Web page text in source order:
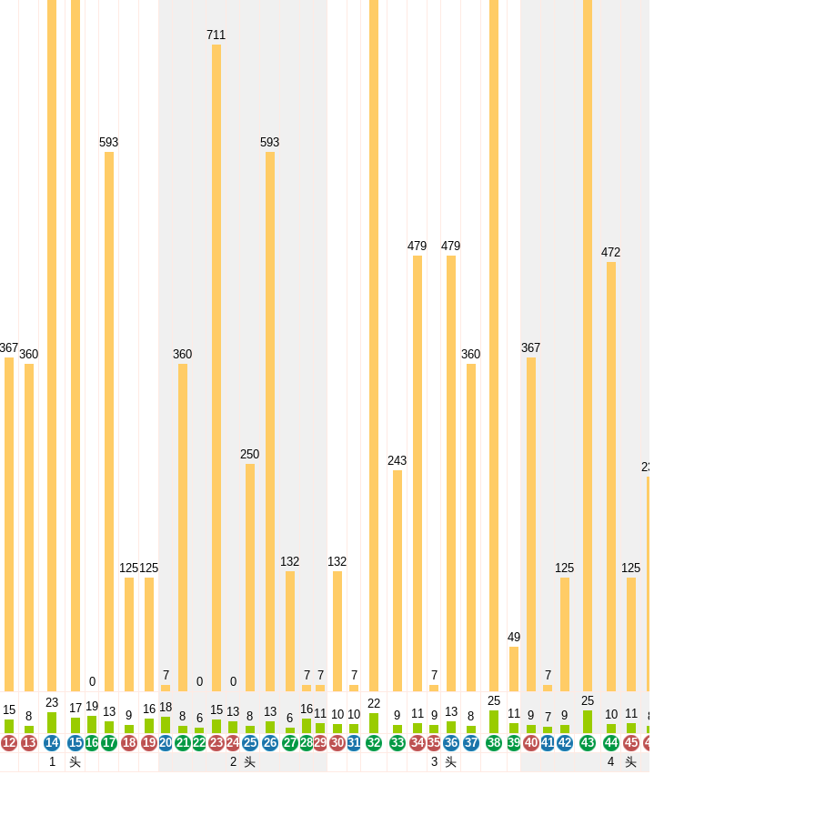
367360
0
593
125125
7
360
0
711
0
250
593
132
7 7
132
7
243
479
7
479
360
49
367
7
125
472
125
236
15 8
23 17 19 13 9 16 18
8 6
15 13 8 13 6
1611 10 10
22
9
11 9 13 8
25
11 9 7 9
25
10
11 8
12 13 14 15 16 17 18 19 20 21 22 23 24 25 26 27 2829 30 31 32 33 34 35 36 37 38 39 40 41 42 43 44 45 46
1
头 2 头 3 头 4 头